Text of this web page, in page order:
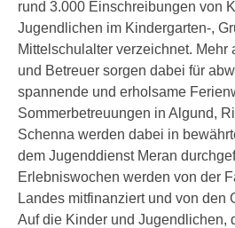
rund 3.000 Einschreibungen von
Jugendlichen im Kindergarten-,
Mittelschulalter verzeichnet. Mehr
und Betreuer sorgen dabei für
spannende und erholsame
Sommerbetreuungen in Algund,
Schenna werden dabei in
dem Jugenddienst Meran
Erlebniswochen werden von der
Landes mitfinanziert und von den
Auf die Kinder und Jugendlichen,